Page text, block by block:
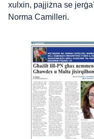
xulxin, pajjiżna se
Norma Camilleri.